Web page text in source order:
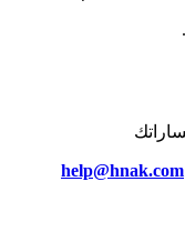
help@hnak.com